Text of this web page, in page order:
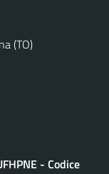
(TO)
- Codice